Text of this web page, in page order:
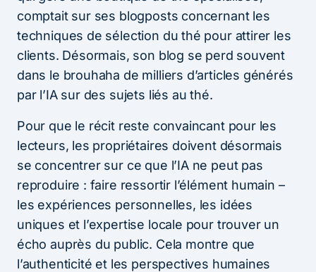
comptait sur ses blogposts concernant les
techniques de sélection du thé pour attirer les
clients. Désormais, son blog se perd souvent
dans le brouhaha de milliers d’articles générés
par l’IA sur des sujets liés au thé.
Pour que le récit reste convaincant pour les
lecteurs, les propriétaires doivent désormais
se concentrer sur ce que l’IA ne peut pas
reproduire : faire ressortir l’élément humain –
les expériences personnelles, les idées
uniques et l’expertise locale pour trouver un
écho auprès du public. Cela montre que
l’authenticité et les perspectives humaines